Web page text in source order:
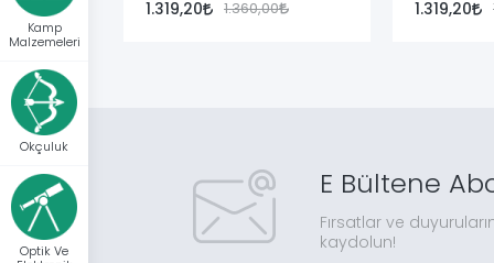
Kamp
Malzemeleri
Okçuluk
Optik Ve
1.319,20 1.360,00 1.319,20
E Bültene
Fırsatlar ve
kaydolun!